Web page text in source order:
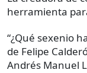
herramienta
“¿Qué sexenio
de Felipe
Andrés Manuel